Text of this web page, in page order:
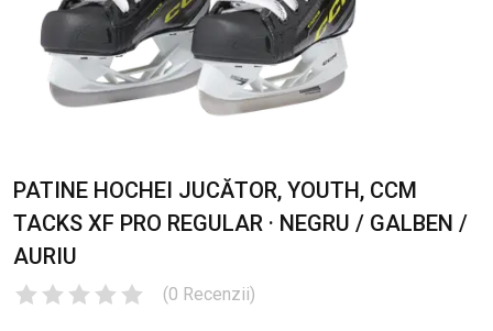
PATINE HOCHEI JUCĂTOR, YOUTH, CCM
TACKS XF PRO REGULAR · NEGRU / GALBEN /
AURIU
(0 Recenzii)